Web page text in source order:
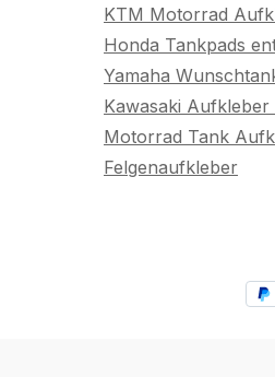
KTM Motorrad
Honda Tankpads
Yamaha
Kawasaki Aufkleber
Motorrad Tank
Felgenaufkleber